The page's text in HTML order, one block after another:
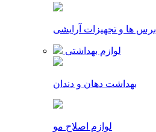
برس ها و تجهیزات آرایشی
لوازم بهداشتی
بهداشت دهان و دندان
لوازم اصلاح مو